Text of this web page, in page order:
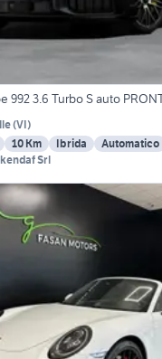
992 3.6 Turbo S auto
(VI)
10 Km Ibrida Automatico
Srl